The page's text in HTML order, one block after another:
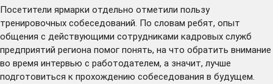
Посетители ярмарки отдельно отметили пользу
тренировочных собеседований. По словам ребят, опыт
общения с действующими сотрудниками кадровых служб
предприятий региона помог понять, на что обратить внимание
во время интервью с работодателем, а значит, лучше
подготовиться к прохождению собеседования в будущем.